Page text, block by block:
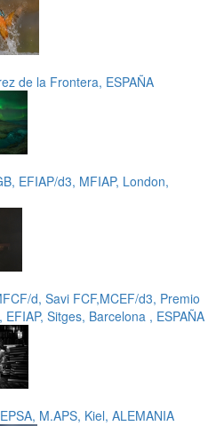
de la Frontera, ESPAÑA
EFIAP/d3, MFIAP, London,
d, Savi FCF,MCEF/d3, Premio
Sitges, Barcelona , ESPAÑA
M.APS, Kiel, ALEMANIA